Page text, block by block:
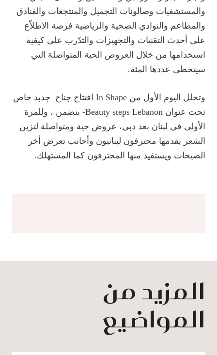
والمستشفيات وصالونات التجميل والمنتجعات والفنادق
والمطاعم والنوادي الصحية والرياضية فرصة الاطلاّع
على أحدث التقنيات والتجهيزات والتدّرب على كيفية
استخدامها من خلال العروض الحية المتواصلة التي
سيتخطى عددها المئة.
وتخلل اليوم الأول من In Shape افتتاح جناح جدبد خاص
تحت عنوان Beauty steps Lebanon- يتضمن ، وللمرة
الأولى في لبنان بعد دبي، عروض حية ومتواصلة لتزين
الشعر يقدمها محترفون لبنانيون وأجانب تعرض أخر
الصيحات ويستفيد منها المحترفون كما المستهلك.
المزيد من
المواضيع